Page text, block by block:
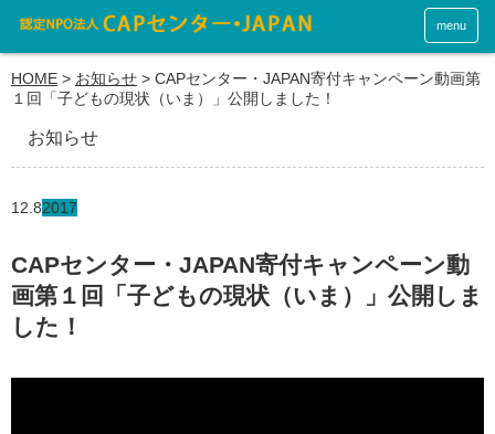
menu
HOME > お知らせ > CAPセンター・JAPAN寄付キャンペーン動画第
１回「子どもの現状（いま）」公開しました！
お知らせ
12.82017
CAPセンター・JAPAN寄付キャンペーン動
画第１回「子どもの現状（いま）」公開しま
した！